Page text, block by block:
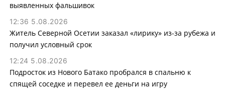
выявленных фальшивок
12:36 5.08.2026
Житель Северной Осетии заказал «лирику» из-за рубежа и
получил условный срок
12:24 5.08.2026
Подросток из Нового Батако пробрался в спальню к
спящей соседке и перевел ее деньги на игру